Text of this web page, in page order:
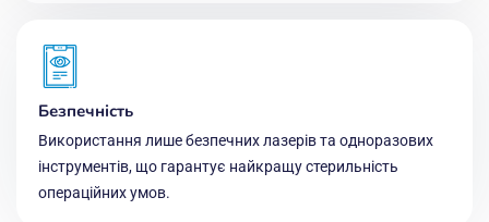
Безпечність
Використання лише безпечних лазерів та одноразових
інструментів, що гарантує найкращу стерильність
операційних умов.